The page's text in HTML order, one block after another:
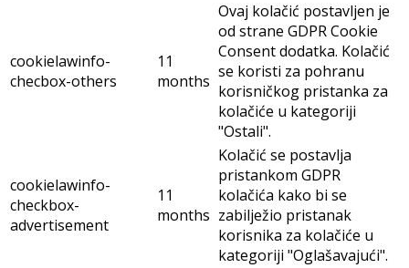
cookielawinfo-
checbox-others
11
months
Ovaj kolačić postavljen je
od strane GDPR Cookie
Consent dodatka. Kolačić
se koristi za pohranu
korisničkog pristanka za
kolačiće u kategoriji
"Ostali".
cookielawinfo-
checkbox-
advertisement
11
months
Kolačić se postavlja
pristankom GDPR
kolačića kako bi se
zabilježio pristanak
korisnika za kolačiće u
kategoriji "Oglašavajući".